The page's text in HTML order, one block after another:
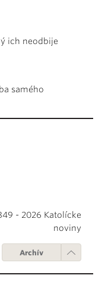
ich neodbije
samého
- 2026 Katolícke
noviny
Archív